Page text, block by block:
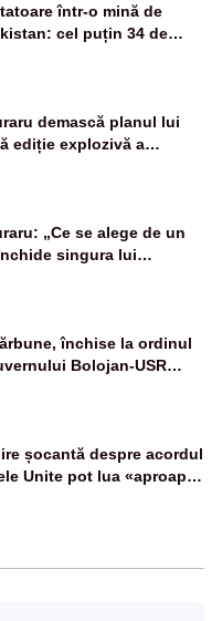
într-o mină de
cel puțin 34 de
demască planul lui
ediție explozivă a
la Realitatea PLUS
„Ce se alege de un
singura lui
închise la ordinul
Bolojan-USR
șocantă despre acordul
Unite pot lua «aproape
Ucrainei”